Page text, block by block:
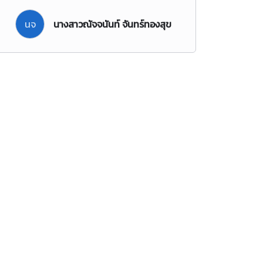
นจ นางสาวณัจจนันท์ จันทร์ทองสุข